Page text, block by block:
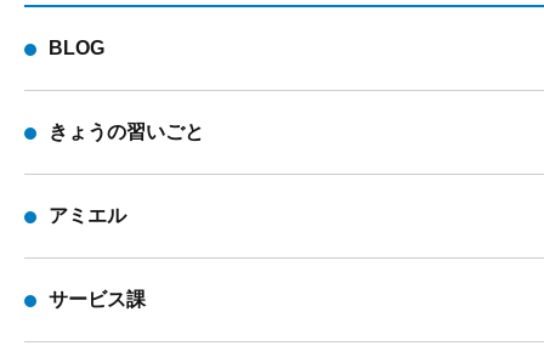
BLOG
きょうの習いごと
アミエル
サービス課